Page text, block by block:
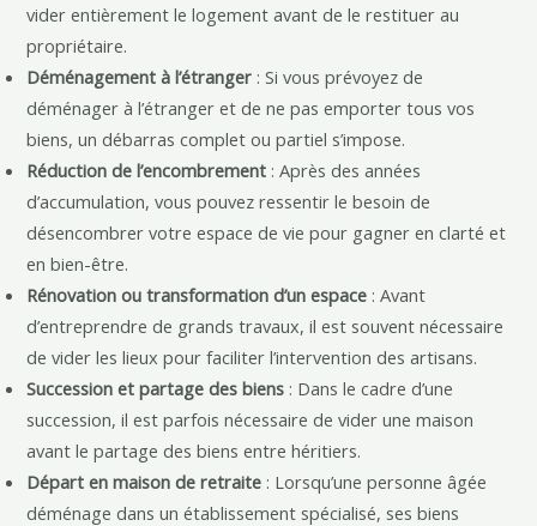
vider entièrement le logement avant de le restituer au
propriétaire.
Déménagement à l’étranger: Si vous prévoyez de
déménager à l’étranger et de ne pas emporter tous vos
biens, un débarras complet ou partiel s’impose.
Réduction de l’encombrement: Après des années
d’accumulation, vous pouvez ressentir le besoin de
désencombrer votre espace de vie pour gagner en clarté et
en bien-être.
Rénovation ou transformation d’un espace: Avant
d’entreprendre de grands travaux, il est souvent nécessaire
de vider les lieux pour faciliter l’intervention des artisans.
Succession et partage des biens: Dans le cadre d’une
succession, il est parfois nécessaire de vider une maison
avant le partage des biens entre héritiers.
Départ en maison de retraite: Lorsqu’une personne âgée
déménage dans un établissement spécialisé, ses biens